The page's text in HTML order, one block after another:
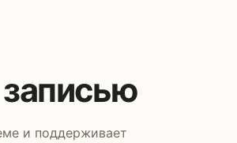
и поддерживает